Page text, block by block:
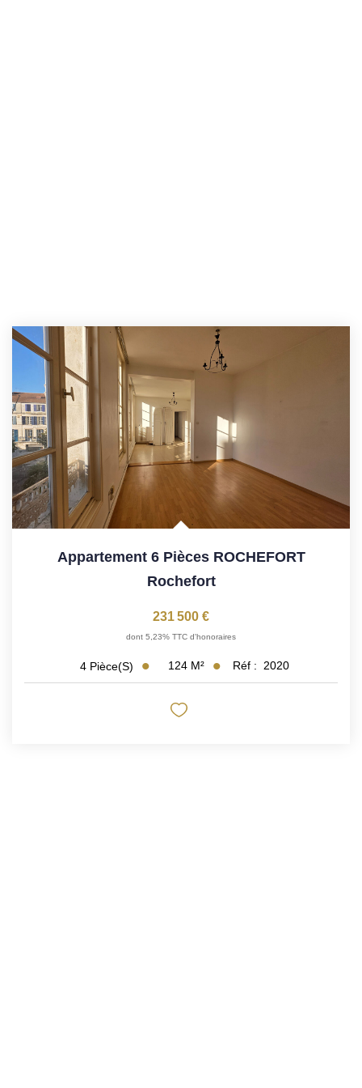
Appartement 6 Pièces ROCHEFORT
Rochefort
231 500 €
dont 5,23% TTC d'honoraires
4 Pièce(s) 124 M² Réf : 2020